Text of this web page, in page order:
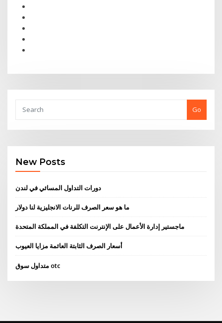
Go
New Posts
دورات التداول المسائي في لندن
ما هو سعر الصرف للرنات الانجليزية لنا دولار
ماجستير إدارة الأعمال على الإنترنت التكلفة في المملكة المتحدة
أسعار الصرف الثابتة العائمة مزايا العيوب
متداول سوق otc